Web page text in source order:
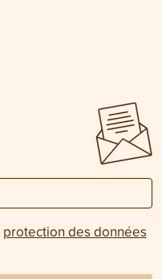
protection des données